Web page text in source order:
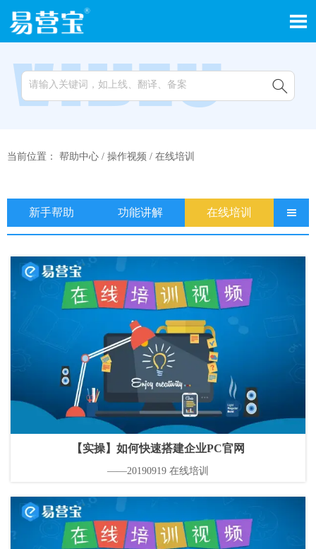


当前位置： 帮助中心 / 操作视频 / 在线培训
新手帮助 功能讲解 在线培训 
【实操】如何快速搭建企业PC官网
——20190919 在线培训